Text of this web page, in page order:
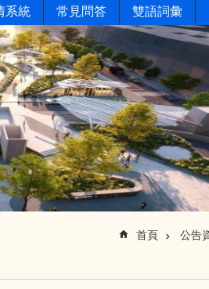
系統 常見問答 雙語詞彙
首頁 公告